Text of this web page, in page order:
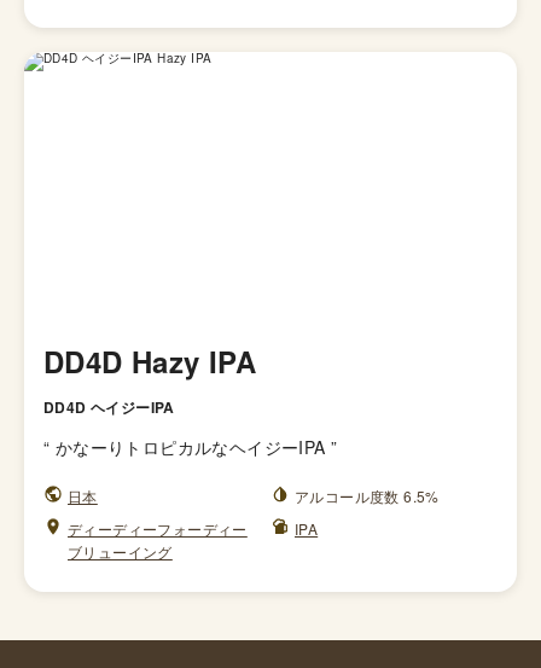
DD4D Hazy IPA
DD4D ヘイジーIPA
“ かなーりトロピカルなヘイジーIPA ”
日本
アルコール度数 6.5%
ディーディーフォーディー
ブリューイング
IPA